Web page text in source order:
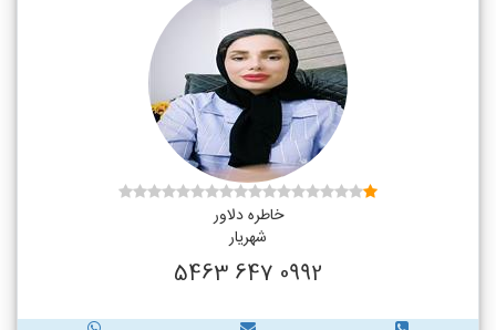
خاطره دلاور
شهریار
0992 647 5463